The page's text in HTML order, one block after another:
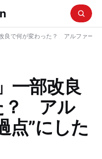
一部改良
？ アル
点”にした